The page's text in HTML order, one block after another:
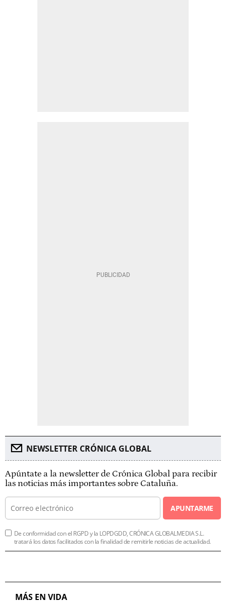
NEWSLETTER CRÓNICA GLOBAL
Apúntate a la newsletter de Crónica Global para recibir
las noticias más importantes sobre Cataluña.
APUNTARME
De conformidad con el RGPD y la LOPDGDD, CRÓNICA GLOBALMEDIA S.L.
tratará los datos facilitados con la finalidad de remitirle noticias de actualidad.
MÁS EN VIDA